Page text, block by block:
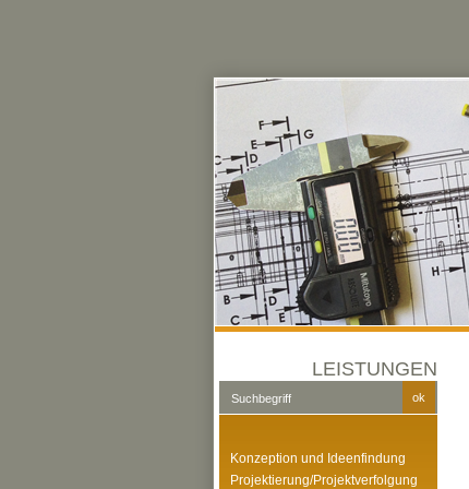
LEISTUNGEN
Konzeption und Ideenfindung
Projektierung/Projektverfolgung